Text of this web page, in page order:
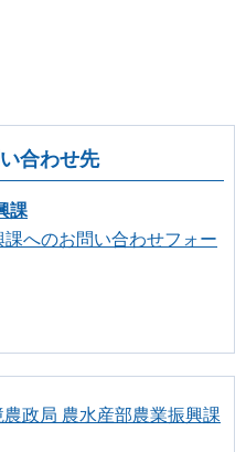
合わせ先
課
へのお問い合わせフォー
農政局 農水産部農業振興課